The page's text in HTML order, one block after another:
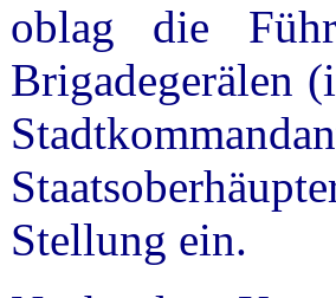
oblag die
Brigadegerälen
Stellung ein.